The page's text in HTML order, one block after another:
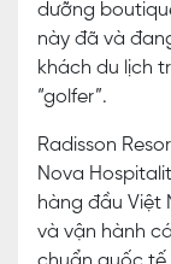
dưỡng
này đã và
khách du lịch
“golfer”.
Radisson
Nova
hàng đầu Việt
và vận hành